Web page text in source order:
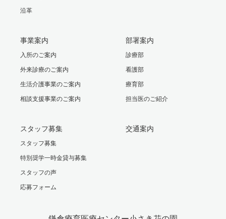
沿革
事業案内
入所のご案内
外来診療のご案内
生活介護事業のご案内
相談支援事業のご案内
部署案内
診療部
看護部
療育部
担当医のご紹介
スタッフ募集
スタッフ募集
特別奨学一時金貸与募集
スタッフの声
応募フォーム
交通案内